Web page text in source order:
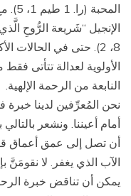
الإنجيل “شَريعة الرُّوحِ
8، 2). حتى في الحالات
الأولوية لعدالة تتأتى فقط
النابعة من الرحمة الإلهية.
نحن المُعرِّفين لدينا خبرة
أمام أعيننا. ونشعر
أن تصل إلى عمق أعماق
الآب الذي يغفر. لا
يمكن أن تناقض خبرة